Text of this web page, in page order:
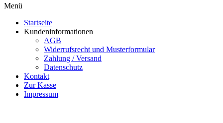
Menü
Startseite
Kundeninformationen
AGB
Widerrufsrecht und Musterformular
Zahlung / Versand
Datenschutz
Kontakt
Zur Kasse
Impressum